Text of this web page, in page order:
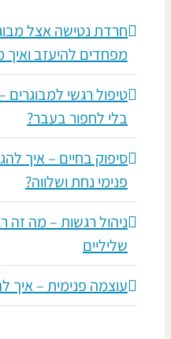
חרדת נטישה אצל מבוגרים
מפחדים להיעזב ואיך
טיפול רגשי למבוגרים – איך
בלי לחפור בעבר?
סיפוק בחיים – איך להגיע
פנימי נחת ושלווה?
ניהול רגשות – מה זה רגש
שליליים
עוצמה פנימית – איך